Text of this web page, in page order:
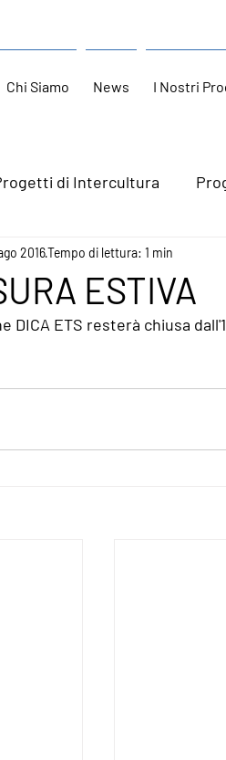
Chi Siamo News I Nostri
di Intercultura
ESTIVA
2016Tempo di lettura: 1 min
DICA ETS resterà chiusa